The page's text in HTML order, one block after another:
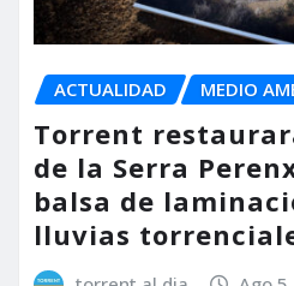
ACTUALIDAD MEDIO
Torrent
de la Serra
balsa de
lluvias